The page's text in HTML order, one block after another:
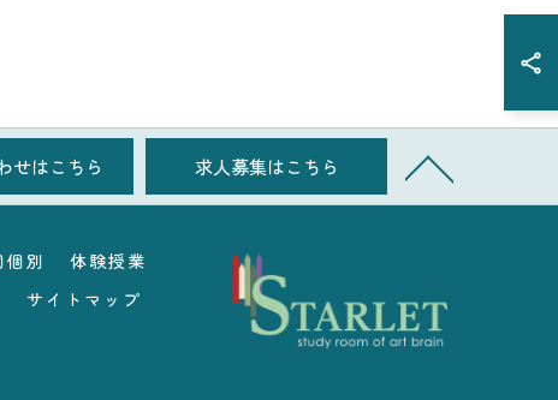
せはこちら 求人募集はこちら
個別
体験授業
サイトマップ